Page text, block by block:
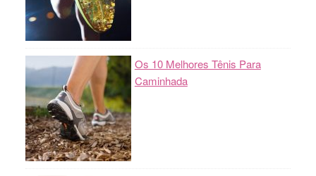
Os 10 Melhores Tênis Para
Caminhada